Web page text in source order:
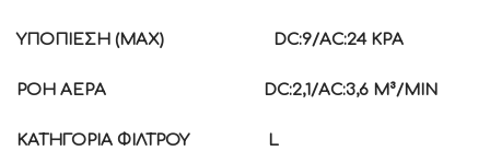
ΥΠΟΠΙΕΣΗ (MAX) DC:9/AC:24 KPA
ΡΟΗ ΑΕΡΑ DC:2,1/AC:3,6 M³/MIN
ΚΑΤΗΓΟΡΙΑ ΦΙΛΤΡΟΥL